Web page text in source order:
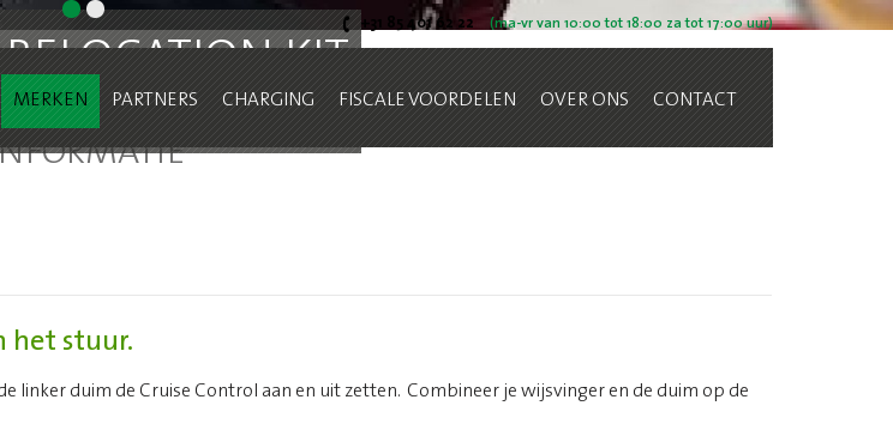
+31 85 401 62 22 (ma-vr van 10:00 tot 18:00 za tot 17:00 uur)
MERKEN PARTNERS CHARGING FISCALE VOORDELEN OVER ONS CONTACT
KIT
het stuur.
linker duim de Cruise Control aan en uit zetten. Combineer je wijsvinger en de duim op de